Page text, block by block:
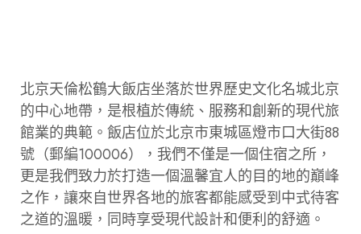
北京天倫松鶴大飯店坐落於世界歷史文化名城北京
的中心地帶，是根植於傳統、服務和創新的現代旅
館業的典範。飯店位於北京市東城區燈市口大街88
號（郵編100006），我們不僅是一個住宿之所，
更是我們致力於打造一個溫馨宜人的目的地的巔峰
之作，讓來自世界各地的旅客都能感受到中式待客
之道的溫暖，同時享受現代設計和便利的舒適。